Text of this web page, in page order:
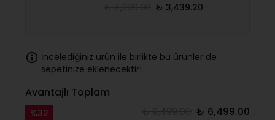
₺ 3,439.20
İncelediğiniz ürün ile birlikte bu ürünler de
sepetinize eklenecektir!
Avantajlı Toplam
%32 ₺ 6,499.00